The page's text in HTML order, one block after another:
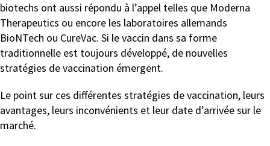
biotechs ont aussi répondu à l’appel telles que Moderna
Therapeutics ou encore les laboratoires allemands
BioNTech ou CureVac. Si le vaccin dans sa forme
traditionnelle est toujours développé, de nouvelles
stratégies de vaccination émergent.
Le point sur ces différentes stratégies de vaccination, leurs
avantages, leurs inconvénients et leur date d’arrivée sur le
marché.